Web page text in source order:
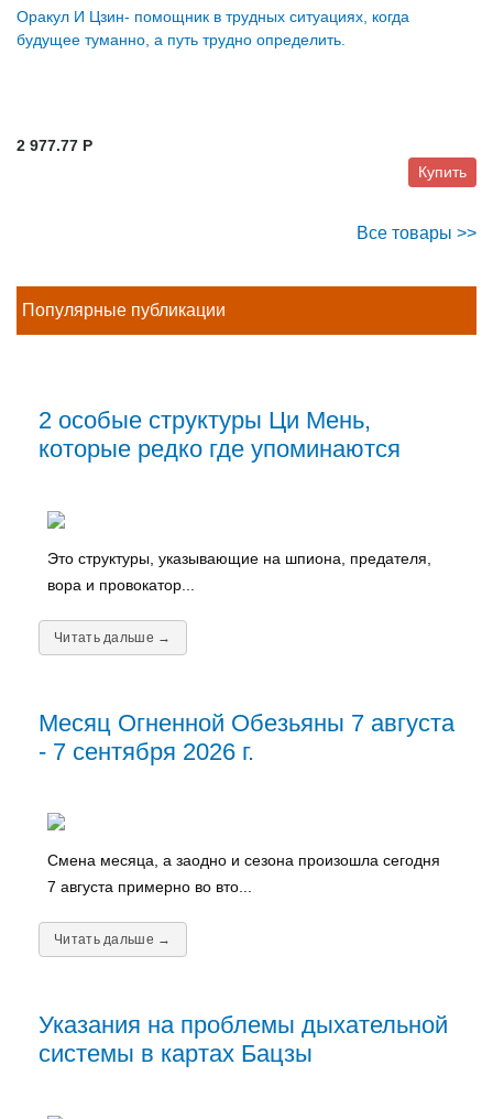
Оракул И Цзин- помощник в трудных ситуациях, когда
будущее туманно, а путь трудно определить.
2 977.77 P
Купить
Все товары >>
Популярные публикации
2 особые структуры Ци Мень,
которые редко где упоминаются
Это структуры, указывающие на шпиона, предателя,
вора и провокатор...
Читать дальше →
Месяц Огненной Обезьяны 7 августа
- 7 сентября 2026 г.
Смена месяца, а заодно и сезона произошла сегодня
7 августа примерно во вто...
Читать дальше →
Указания на проблемы дыхательной
системы в картах Бацзы